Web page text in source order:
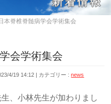
本脊椎脊髄病学会学術集会
会学術集会
4/19 14:12 カテゴリー :news
、小林先生が加わりまし